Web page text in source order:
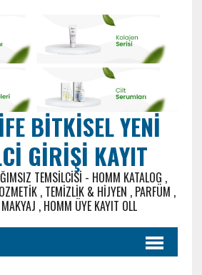
BITKISEL YENI
GIRIŞI KAYIT
TEMSILCISI - HOMM KATALOG ,
, TEMIZLIK & HIJYEN , PARFÜM ,
, HOMM ÜYE KAYIT OLL